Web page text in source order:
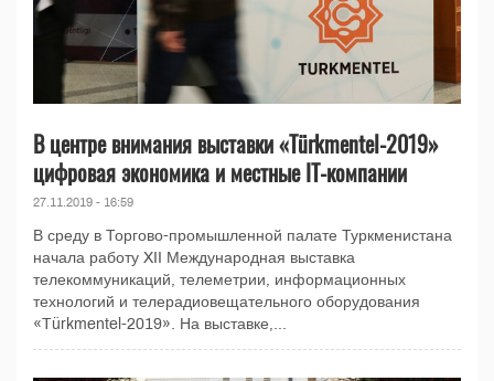
В центре внимания выставки «Türkmentel-2019»
цифровая экономика и местные IT-компании
27.11.2019 - 16:59
В среду в Торгово-промышленной палате Туркменистана
начала работу XII Международная выставка
телекоммуникаций, телеметрии, информационных
технологий и телерадиовещательного оборудования
«Türkmentel-2019». На выставке,...